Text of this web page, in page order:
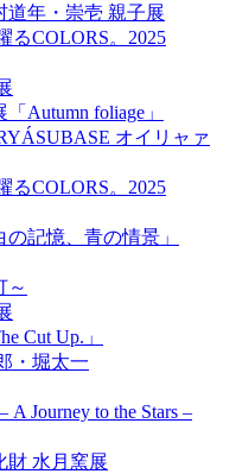
年・崇壱 親子展
るCOLORS。2025
Autumn foliage」
オイリャァ
るCOLORS。2025
記憶、青の情景」
～
Cut Up.」
・堀太一
Journey to the Stars –
財 水月窯展